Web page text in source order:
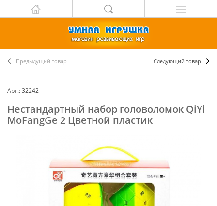
Предыдущий товар Следующий товар
Арт.: 32242
Нестандартный набор головоломок QiYi
MoFangGe 2 Цветной пластик